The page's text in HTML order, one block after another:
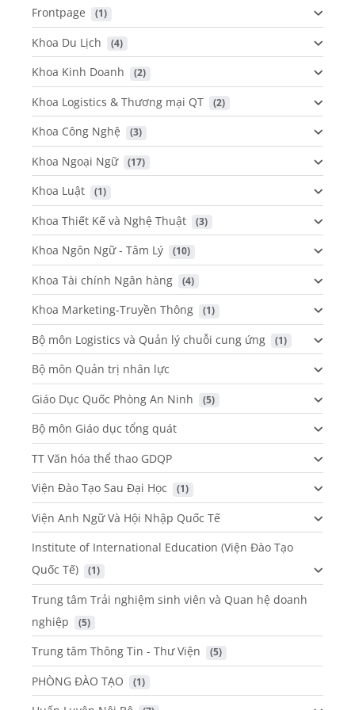
Frontpage (1)
Khoa Du Lịch (4)
Khoa Kinh Doanh (2)
Khoa Logistics & Thương mại QT (2)
Khoa Công Nghệ (3)
Khoa Ngoại Ngữ (17)
Khoa Luật (1)
Khoa Thiết Kế và Nghệ Thuật (3)
Khoa Ngôn Ngữ - Tâm Lý (10)
Khoa Tài chính Ngân hàng (4)
Khoa Marketing-Truyền Thông (1)
Bộ môn Logistics và Quản lý chuỗi cung ứng (1)
Bộ môn Quản trị nhân lực
Giáo Dục Quốc Phòng An Ninh
(5)
Bộ môn Giáo dục tổng quát
TT Văn hóa thể thao GDQP
Viện Đào Tạo Sau Đại Học
(1)
Viện Anh Ngữ Và Hội Nhập Quốc Tế
Institute of International Education (Viện Đào Tạo
Quốc Tế)
(1)
Trung tâm Trải nghiệm sinh viên và Quan hệ doanh
nghiệp
(5)
Trung tâm Thông Tin - Thư Viện (5)
PHÒNG ĐÀO TẠO (1)